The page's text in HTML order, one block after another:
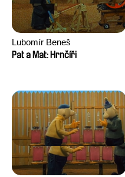
Lubomír Beneš
Pat a Mat: Hrnčíři